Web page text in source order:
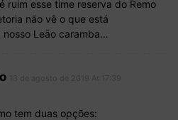
ruim esse time reserva do Remo
não vê o que está
Leão caramba…
tem duas opções: